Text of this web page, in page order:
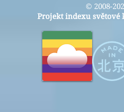
© 2008-
Projekt indexu světové